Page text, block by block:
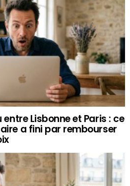
Lisbonne et Paris : ce
a fini par rembourser